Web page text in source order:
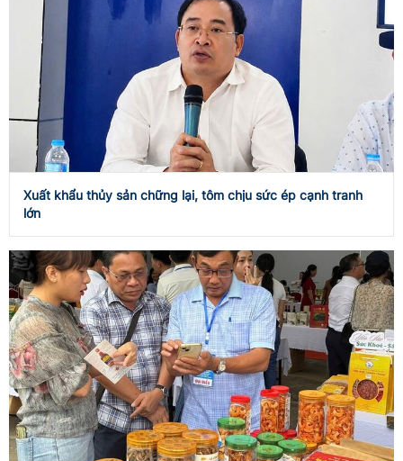
Xuất khẩu thủy sản chững lại, tôm chịu sức ép cạnh tranh
lớn